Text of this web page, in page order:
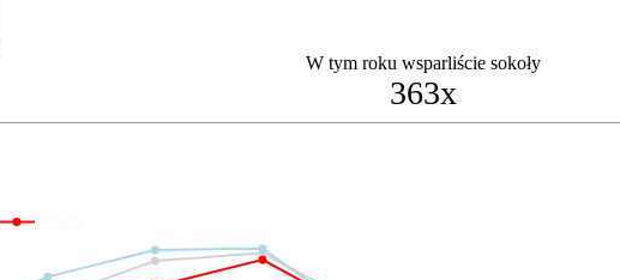
W tym roku wsparliście sokoły
363x